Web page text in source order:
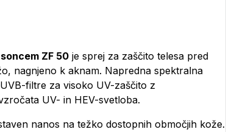
ZF 50 je sprej za zaščito telesa pred
nagnjeno k aknam. Napredna spektralna
filtre za visoko UV-zaščito z
UV- in HEV-svetloba.
nanos na težko dostopnih območjih kože.